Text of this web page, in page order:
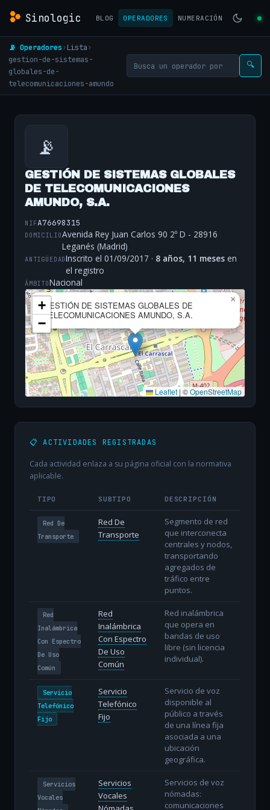
Sinologic BLOG OPERADORES NUMERACIÓN
📡 Operadores› Lista›
gestion-de-sistemas-
globales-de-
telecomunicaciones-amundo
🔍
📡
GESTIÓN DE SISTEMAS GLOBALES
DE TELECOMUNICACIONES
AMUNDO, S.A.
NIFA76698315
DOMICILIOAvenida Rey Juan Carlos 90 2º D - 28916
Leganés (Madrid)
ANTIGÜEDADInscrito el 01/09/2017 · 8 años, 11 meses en
el registro
ÁMBITONacional
GESTIÓN DE SISTEMAS GLOBALES DE
TELECOMUNICACIONES AMUNDO, S.A.
×
+
−
Leaflet | ©OpenStreetMap
📋 ACTIVIDADES REGISTRADAS
Cada actividad enlaza a su página oficial con la normativa
aplicable.
TIPO SUBTIPO DESCRIPCIÓN
Red De
Transporte
Red De
Transporte
Segmento de red
que interconecta
centrales y nodos,
transportando
agregados de
tráfico entre
puntos.
Red
Inalámbrica
Con Espectro
De Uso
Común
Red
Inalámbrica
Con Espectro
De Uso
Común
Red inalámbrica
que opera en
bandas de uso
libre (sin licencia
individual).
Servicio
Telefónico
Fijo
Servicio
Telefónico
Fijo
Servicio de voz
disponible al
público a través
de una línea fija
asociada a una
ubicación
geográfica.
Servicios
Vocales
Servicios
Vocales
Servicios de voz
nómadas:
comunicaciones